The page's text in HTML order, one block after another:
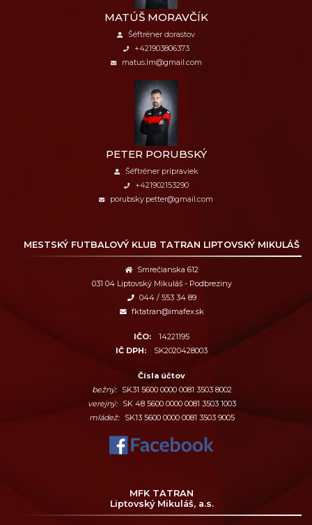
MATÚŠ MORAVČÍK
Šéftréner dorastov
+421903806373
matus.lm@gmail.com
PETER PORUBSKÝ
Šéftréner prípraviek
+421902153290
porubsky.petter@gmail.com
MESTSKÝ FUTBALOVÝ KLUB TATRAN LIPTOVSKÝ MIKULÁŠ
Smrečianska 612
031 04 Liptovský Mikuláš - Podbreziny
044 / 553 34 89
fktatran@imafex.sk
IČO:
14221195
IČ DPH:
SK2020428003
Čísla účtov
bežný:
SK31 5600 0000 0081 3503 8002
verejný:
SK 48 5600 0000 0081 3503 1003
mládež:
SK13 5600 0000 0081 3503 9005
MFK TATRAN
Liptovský Mikuláš, a.s.